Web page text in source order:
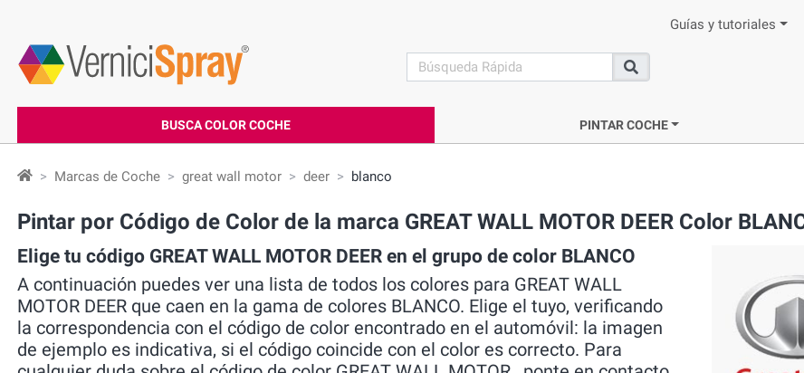
Guías y tutoriales
search
Buscar
BUSCA COLOR COCHE PINTAR COCHE
Marcas de Coche great wall motor deer blanco
Pintar por Código de Color de la marca GREAT WALL MOTOR DEER Color
Elige tu código GREAT WALL MOTOR DEER en el grupo de color BLANCO
A continuación puedes ver una lista de todos los colores para GREAT WALL
MOTOR DEER que caen en la gama de colores BLANCO. Elige el tuyo, verificando
la correspondencia con el código de color encontrado en el automóvil: la imagen
de ejemplo es indicativa, si el código coincide con el color es correcto. Para